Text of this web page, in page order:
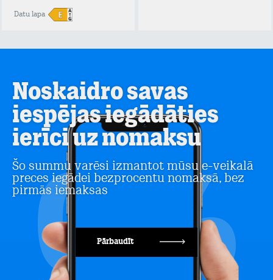
Datu lapa
Noskaidro savas
iespējas iegādāties
ierīci uz nomaksu
Šo summu varēsi izmantot mūsu e-veikalā
preces iegādei bezprocentu nomaksā, bez
pirmās iemaksas
Pārbaudīt